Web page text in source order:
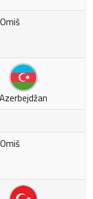
Azerbejdžan